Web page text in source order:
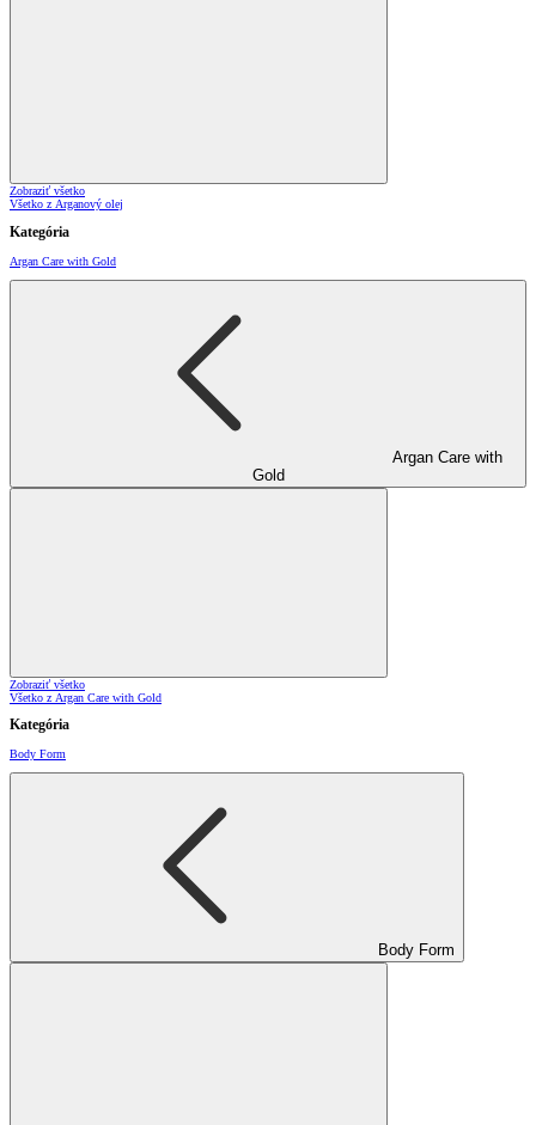
Zobraziť všetko
Všetko z Arganový olej
Kategória
Argan Care with Gold
Argan Care with
Gold
Zobraziť všetko
Všetko z Argan Care with Gold
Kategória
Body Form
Body Form